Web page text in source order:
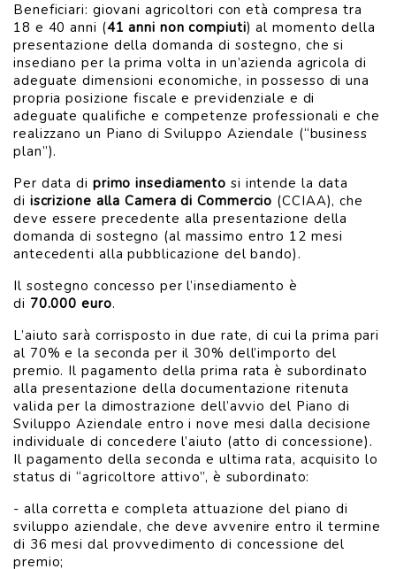
Beneficiari: giovani agricoltori con età compresa tra
18 e 40 anni (41 anni non compiuti) al momento della
presentazione della domanda di sostegno, che si
insediano per la prima volta in un’azienda agricola di
adeguate dimensioni economiche, in possesso di una
propria posizione fiscale e previdenziale e di
adeguate qualifiche e competenze professionali e che
realizzano un Piano di Sviluppo Aziendale (“business
plan”).
Per data di primo insediamento si intende la data
di iscrizione alla Camera di Commercio (CCIAA), che
deve essere precedente alla presentazione della
domanda di sostegno (al massimo entro 12 mesi
antecedenti alla pubblicazione del bando).
Il sostegno concesso per l’insediamento è
di 70.000 euro.
L’aiuto sarà corrisposto in due rate, di cui la prima pari
al 70% e la seconda per il 30% dell’importo del
premio. Il pagamento della prima rata è subordinato
alla presentazione della documentazione ritenuta
valida per la dimostrazione dell’avvio del Piano di
Sviluppo Aziendale entro i nove mesi dalla decisione
individuale di concedere l’aiuto (atto di concessione).
Il pagamento della seconda e ultima rata, acquisito lo
status di “agricoltore attivo”, è subordinato:
- alla corretta e completa attuazione del piano di
sviluppo aziendale, che deve avvenire entro il termine
di 36 mesi dal provvedimento di concessione del
premio;